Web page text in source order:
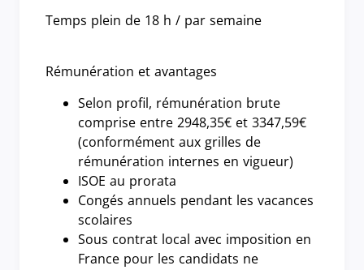
Temps plein de 18 h / par semaine
Rémunération et avantages
Selon profil, rémunération brute
comprise entre 2948,35€ et 3347,59€
(conformément aux grilles de
rémunération internes en vigueur)
ISOE au prorata
Congés annuels pendant les vacances
scolaires
Sous contrat local avec imposition en
France pour les candidats ne